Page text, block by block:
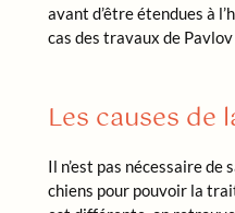
avant d’être étendues à
cas des travaux de
Les causes de
Il n’est pas nécessaire de
chiens pour pouvoir la